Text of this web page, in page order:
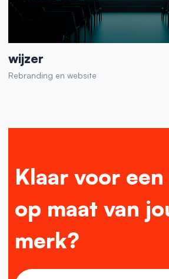
wijzer
Rebranding en website
Klaar voor
op maat van
merk?